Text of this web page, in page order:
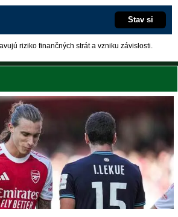
Stav si
riziko finančných strát a vzniku závislosti.